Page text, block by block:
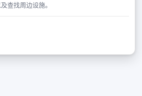
查找周边设施。